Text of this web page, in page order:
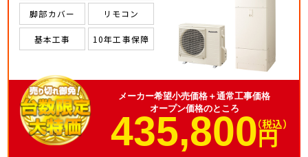
脚部カバー リモコン
基本工事 10年工事保障
メーカー希望小売価格＋通常工事価格
オープン価格のところ
435,800円
（税込）